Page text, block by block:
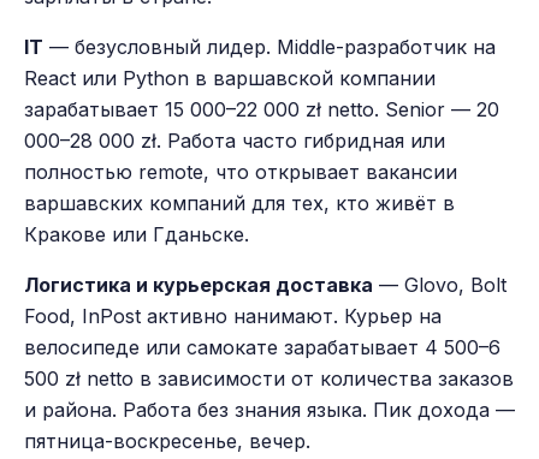
IT — безусловный лидер. Middle-разработчик на
React или Python в варшавской компании
зарабатывает 15 000–22 000 zł netto. Senior — 20
000–28 000 zł. Работа часто гибридная или
полностью remote, что открывает вакансии
варшавских компаний для тех, кто живёт в
Кракове или Гданьске.
Логистика и курьерская доставка — Glovo, Bolt
Food, InPost активно нанимают. Курьер на
велосипеде или самокате зарабатывает 4 500–6
500 zł netto в зависимости от количества заказов
и района. Работа без знания языка. Пик дохода —
пятница-воскресенье, вечер.